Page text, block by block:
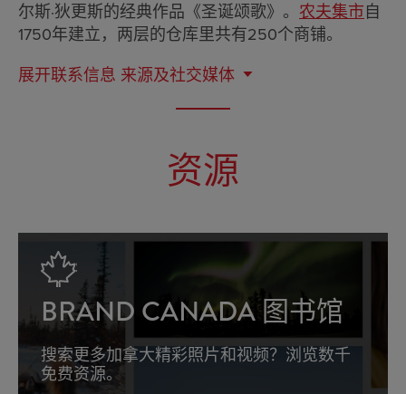
尔斯·狄更斯的经典作品《圣诞颂歌》。 农夫集市自
1750年建立，两层的仓库里共有250个商铺。
展开联系信息 来源及社交媒体
资源
BRAND CANADA 图书馆
搜索更多加拿大精彩照片和视频？浏览数千
免费资源。